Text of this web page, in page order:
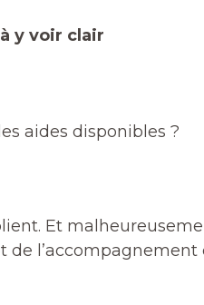
y voir clair
aides disponibles ?
Et